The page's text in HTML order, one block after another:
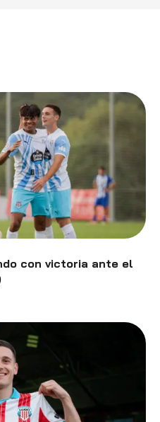
con victoria ante el